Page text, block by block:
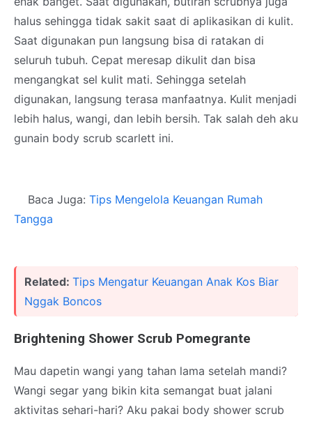
halus sehingga tidak sakit saat di aplikasikan di kulit.
Saat digunakan pun langsung bisa di ratakan di
seluruh tubuh. Cepat meresap dikulit dan bisa
mengangkat sel kulit mati. Sehingga setelah
digunakan, langsung terasa manfaatnya. Kulit menjadi
lebih halus, wangi, dan lebih bersih. Tak salah deh aku
gunain body scrub scarlett ini.
Baca Juga: Tips Mengelola Keuangan Rumah
Tangga
Related: Tips Mengatur Keuangan Anak Kos Biar
Nggak Boncos
Brightening Shower Scrub Pomegrante
Mau dapetin wangi yang tahan lama setelah mandi?
Wangi segar yang bikin kita semangat buat jalani
aktivitas sehari-hari? Aku pakai body shower scrub